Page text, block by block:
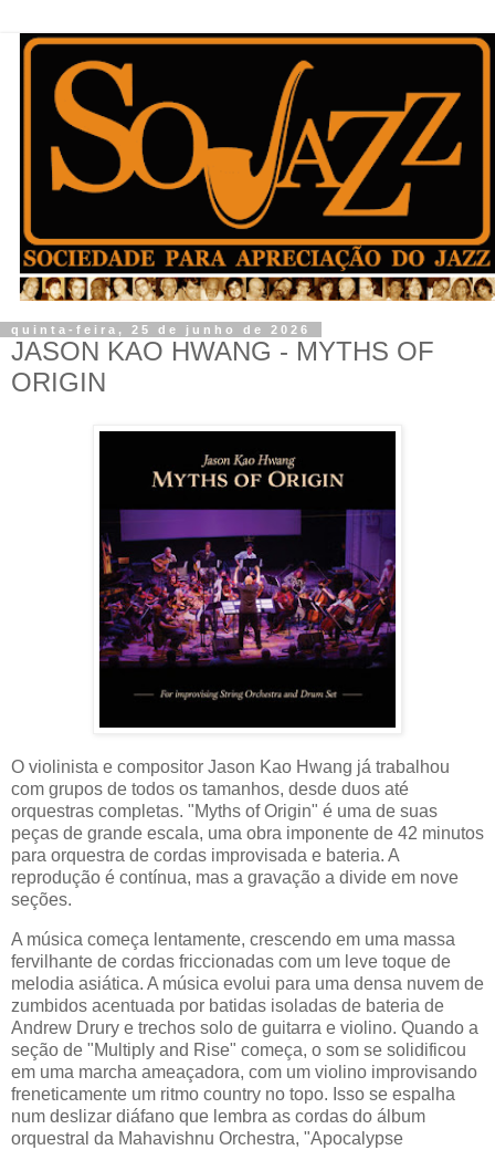
quinta-feira, 25 de junho de 2026
JASON KAO HWANG - MYTHS OF
ORIGIN
O violinista e compositor Jason Kao Hwang já trabalhou
com grupos de todos os tamanhos, desde duos até
orquestras completas. "Myths of Origin" é uma de suas
peças de grande escala, uma obra imponente de 42 minutos
para orquestra de cordas improvisada e bateria. A
reprodução é contínua, mas a gravação a divide em nove
seções.
A música começa lentamente, crescendo em uma massa
fervilhante de cordas friccionadas com um leve toque de
melodia asiática. A música evolui para uma densa nuvem de
zumbidos acentuada por batidas isoladas de bateria de
Andrew Drury e trechos solo de guitarra e violino. Quando a
seção de "Multiply and Rise" começa, o som se solidificou
em uma marcha ameaçadora, com um violino improvisando
freneticamente um ritmo country no topo. Isso se espalha
num deslizar diáfano que lembra as cordas do álbum
orquestral da Mahavishnu Orchestra, "Apocalypse